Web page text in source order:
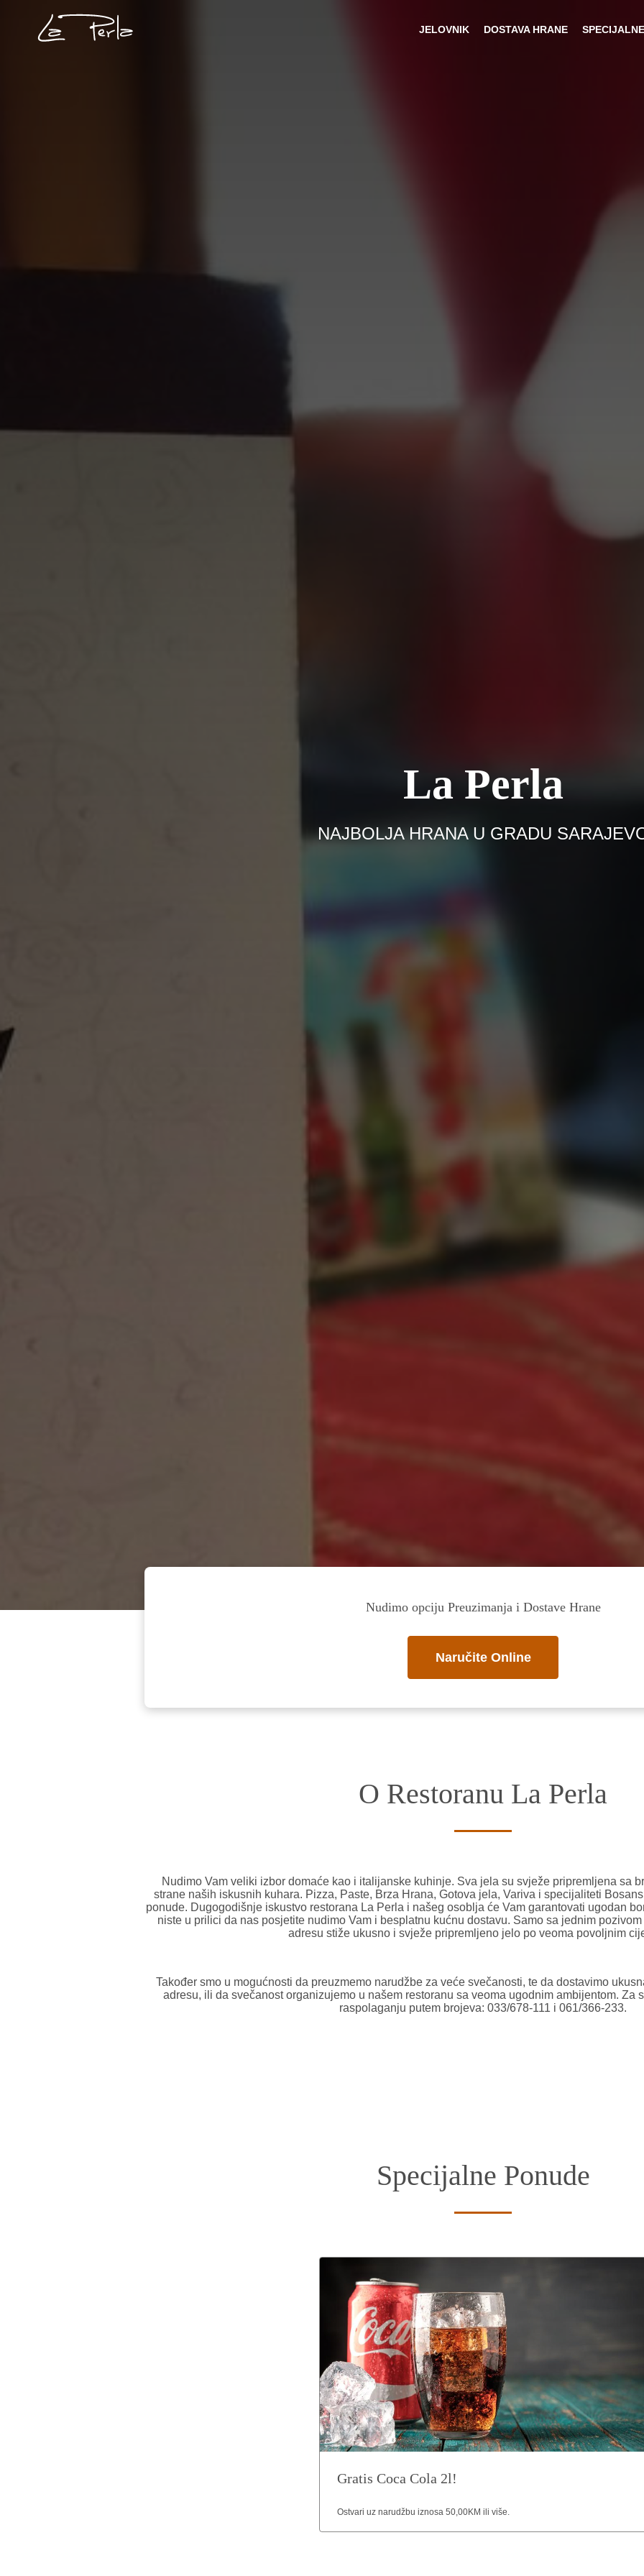
JELOVNIK DOSTAVA HRANE
La Perla
NAJBOLJA HRANA U GRADU
Nudimo opciju Preuzimanja i Dostave Hrane
Naručite Online
O Restoranu La Perla
Nudimo Vam veliki izbor domaće kao i italijanske kuhinje. Sva jela su svježe pripremljena sa
strane naših iskusnih kuhara. Pizza, Paste, Brza Hrana, Gotova jela, Variva i specijaliteti
ponude. Dugogodišnje iskustvo restorana La Perla i našeg osoblja će Vam garantovati ugodan
niste u prilici da nas posjetite nudimo Vam i besplatnu kućnu dostavu. Samo sa jednim
adresu stiže ukusno i svježe pripremljeno jelo po veoma povoljnim
Također smo u mogućnosti da preuzmemo narudžbe za veće svečanosti, te da dostavimo
adresu, ili da svečanost organizujemo u našem restoranu sa veoma ugodnim ambijentom. Za
raspolaganju putem brojeva: 033/678-111 i 061/366-233.
Specijalne Ponude
Gratis Coca Cola 2l!
Ostvari uz narudžbu iznosa 50,00KM ili više.